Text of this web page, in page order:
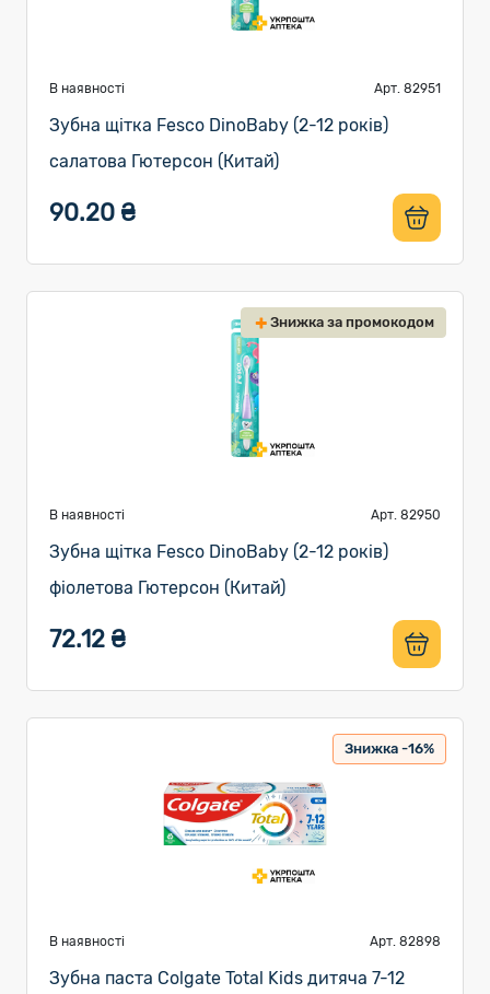
В наявності Арт. 82951
Зубна щітка Fesco DinoBaby (2-12 років)
салатова Гютерсон (Китай)
90.20 ₴
Знижка за промокодом
В наявності Арт. 82950
Зубна щітка Fesco DinoBaby (2-12 років)
фіолетова Гютерсон (Китай)
72.12 ₴
Знижка -16%
В наявності Арт. 82898
Зубна паста Colgate Total Kids дитяча 7-12